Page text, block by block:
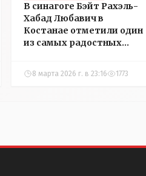
В синагоге Бэйт Рахэль-
Хабад Любавич в
Костанае отметили один
из самых радостных
8 марта 2026 г. в 23:16 1773